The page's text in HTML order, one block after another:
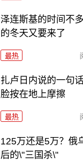
泽连斯基的时间不
的冬天又要来了
最热
扎卢日内说的一句
脸按在地上摩擦
最热
125万还是5万？俄
后的\"三国杀\"